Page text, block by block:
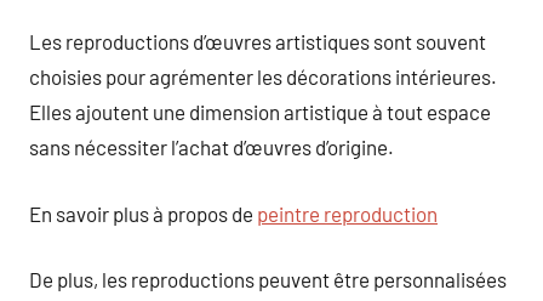
Les reproductions d’œuvres artistiques sont souvent
choisies pour agrémenter les décorations intérieures.
Elles ajoutent une dimension artistique à tout espace
sans nécessiter l’achat d’œuvres d’origine.
En savoir plus à propos de peintre reproduction
De plus, les reproductions peuvent être personnalisées